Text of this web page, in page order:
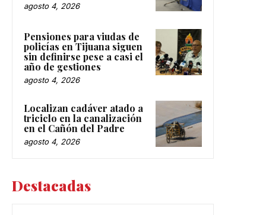
agosto 4, 2026
Pensiones para viudas de
policías en Tijuana siguen
sin definirse pese a casi el
año de gestiones
agosto 4, 2026
Localizan cadáver atado a
triciclo en la canalización
en el Cañón del Padre
agosto 4, 2026
Destacadas